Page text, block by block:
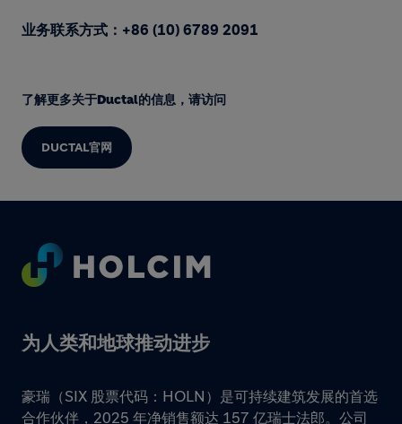
业务联系方式：+86 (10) 6789 2091
了解更多关于Ductal的信息，请访问
DUCTAL官网
Footer
为人类和地球推动进步
豪瑞（SIX 股票代码：HOLN）是可持续建筑发展的首选
合作伙伴，2025 年净销售额达 157 亿瑞士法郎。公司